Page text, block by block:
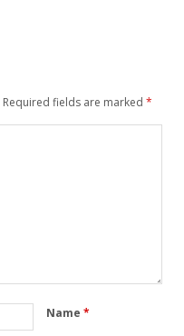
Required fields are marked *
Name *